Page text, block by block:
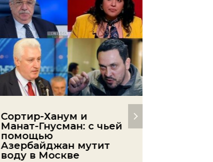
Сортир-Ханум и
Манат-Гнусман: с чьей
помощью
Азербайджан мутит
воду в Москве